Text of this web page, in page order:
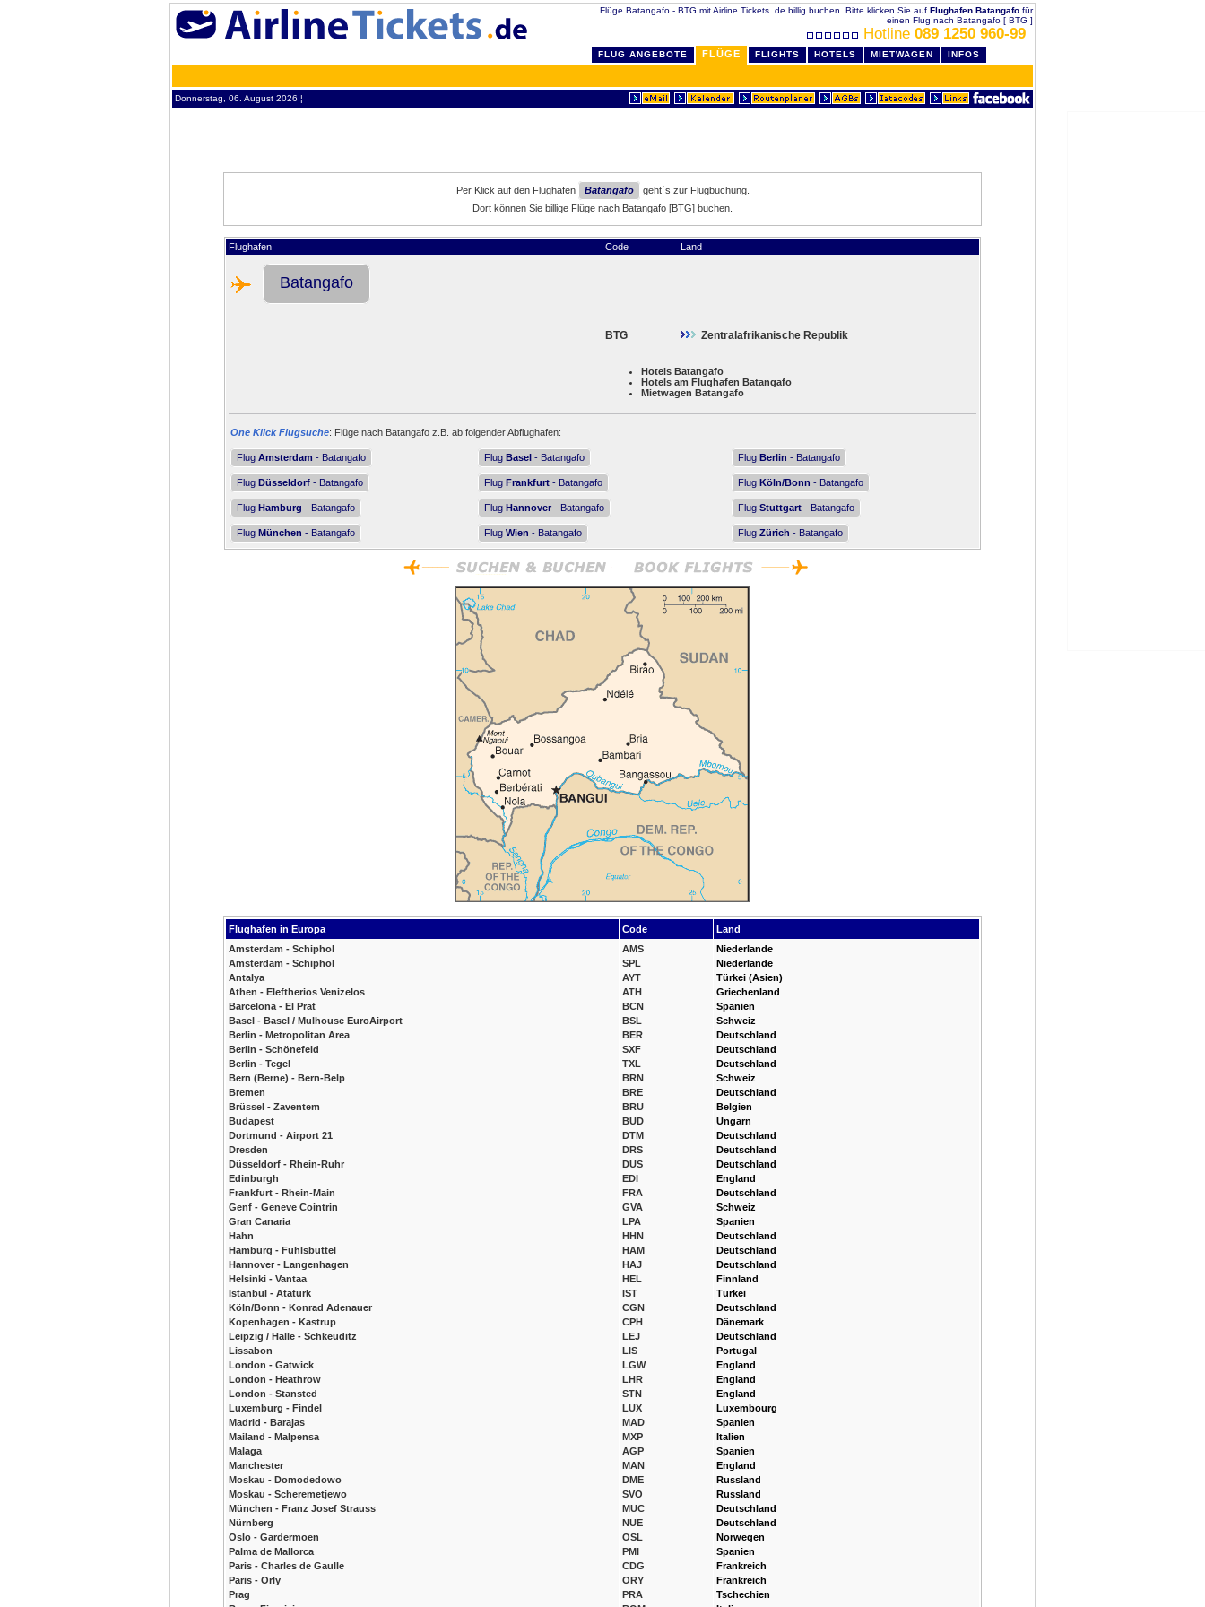
Flüge Batangafo - BTG mit Airline Tickets .de billig buchen. Bitte klicken Sie auf Flughafen Batangafo für
einen Flug nach Batangafo [ BTG ]
Hotline 089 1250 960-99
FLUG ANGEBOTE FLÜGE FLIGHTS HOTELS MIETWAGEN INFOS
Donnerstag, 06. August 2026 ¦
Per Klick auf den Flughafen Batangafo
geht´s zur Flugbuchung.
Dort können Sie billige Flüge nach Batangafo [BTG] buchen.
Flughafen Code Land
Batangafo
BTG Zentralafrikanische Republik
Hotels Batangafo
Hotels am Flughafen Batangafo
Mietwagen Batangafo
One Klick Flugsuche: Flüge nach Batangafo z.B. ab folgender Abflughafen:
Flug Amsterdam - Batangafo Flug Basel - Batangafo Flug Berlin - Batangafo
Flug Düsseldorf - Batangafo Flug Frankfurt - Batangafo Flug Köln/Bonn - Batangafo
Flug Hamburg - Batangafo Flug Hannover - Batangafo Flug Stuttgart - Batangafo
Flug München - Batangafo Flug Wien - Batangafo Flug Zürich - Batangafo
Flughafen in Europa Code
Land
Amsterdam - Schiphol
Amsterdam - Schiphol
Antalya
Athen - Eleftherios Venizelos
Barcelona - El Prat
Basel - Basel / Mulhouse EuroAirport
Berlin - Metropolitan Area
Berlin - Schönefeld
Berlin - Tegel
Bern (Berne) - Bern-Belp
Bremen
Brüssel - Zaventem
Budapest
Dortmund - Airport 21
Dresden
Düsseldorf - Rhein-Ruhr
Edinburgh
Frankfurt - Rhein-Main
Genf - Geneve Cointrin
Gran Canaria
Hahn
Hamburg - Fuhlsbüttel
Hannover - Langenhagen
Helsinki - Vantaa
Istanbul - Atatürk
Köln/Bonn - Konrad Adenauer
Kopenhagen - Kastrup
Leipzig / Halle - Schkeuditz
Lissabon
London - Gatwick
London - Heathrow
London - Stansted
Luxemburg - Findel
Madrid - Barajas
Mailand - Malpensa
Malaga
Manchester
Moskau - Domodedowo
Moskau - Scheremetjewo
München - Franz Josef Strauss
Nürnberg
Oslo - Gardermoen
Palma de Mallorca
Paris - Charles de Gaulle
Paris - Orly
Prag
AMS
SPL
AYT
ATH
BCN
BSL
BER
SXF
TXL
BRN
BRE
BRU
BUD
DTM
DRS
DUS
EDI
FRA
GVA
LPA
HHN
HAM
HAJ
HEL
IST
CGN
CPH
LEJ
LIS
LGW
LHR
STN
LUX
MAD
MXP
AGP
MAN
DME
SVO
MUC
NUE
OSL
PMI
CDG
ORY
PRA
Niederlande
Niederlande
Türkei (Asien)
Griechenland
Spanien
Schweiz
Deutschland
Deutschland
Deutschland
Schweiz
Deutschland
Belgien
Ungarn
Deutschland
Deutschland
Deutschland
England
Deutschland
Schweiz
Spanien
Deutschland
Deutschland
Deutschland
Finnland
Türkei
Deutschland
Dänemark
Deutschland
Portugal
England
England
England
Luxembourg
Spanien
Italien
Spanien
England
Russland
Russland
Deutschland
Deutschland
Norwegen
Spanien
Frankreich
Frankreich
Tschechien